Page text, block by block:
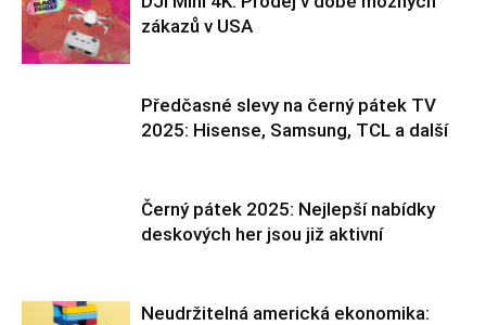
zákazů v USA
Předčasné slevy na černý pátek TV
2025: Hisense, Samsung, TCL a další
Černý pátek 2025: Nejlepší nabídky
deskových her jsou již aktivní
Neudržitelná americká ekonomika: